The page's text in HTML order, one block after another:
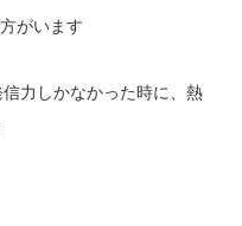
がいます
力しかなかった時に、熱